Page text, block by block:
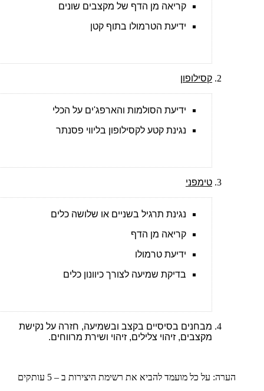
קריאה מן הדף של מקצבים שונים
ידיעת הטרמולו בתוף קטן
קסילופון
ידיעת הסולמות והארפג'ים על הכלי
נגינת קטע לקסילופון בליווי פסנתר
טימפני
נגינת תרגיל בשניים או שלושה כלים
קריאה מן הדף
ידיעת טרמולו
בדיקת שמיעה לצורך כיוונון כלים
מבחנים בסיסיים בקצב ובשמיעה, חזרה על נקישת
מקצבים, זיהוי צלילים, זיהוי ושירת מרווחים.
הערה: על כל מועמד להביא את רשימת היצירות ב – 5 עותקים